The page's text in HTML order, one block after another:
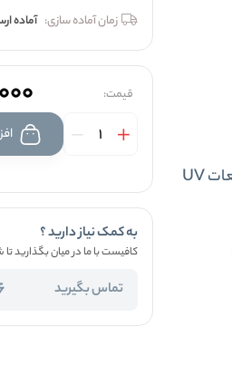
زمان آماده سازی: آماده
قیمت:
به کمک نیاز دارید ؟
کافیست با ما در میان بگذارید تا
تماس بگیرید